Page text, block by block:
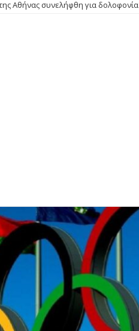
Αθήνας συνελήφθη για δολοφονία